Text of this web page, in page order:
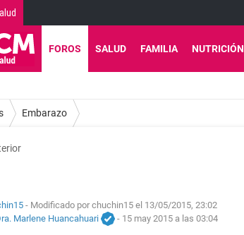
FOROS SALUD FAMILIA NUTRICIÓN
Embarazo
- Modificado por chuchin15 el 13/05/2015, 23:02
Marlene Huancahuari
- 15 may 2015 a las 03:04